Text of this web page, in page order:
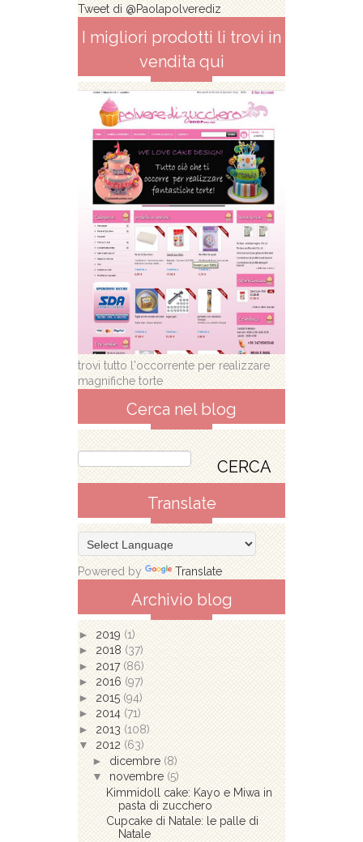
Tweet di @Paolapolverediz
I migliori prodotti li trovi in
vendita qui
trovi tutto l'occorrente per realizzare
magnifiche torte
Cerca nel blog
Translate
Powered by Translate
Archivio blog
► 2019 (1)
► 2018 (37)
► 2017 (86)
► 2016 (97)
► 2015 (94)
► 2014 (71)
► 2013 (108)
▼ 2012 (63)
► dicembre (8)
▼ novembre (5)
Kimmidoll cake: Kayo e Miwa in
pasta di zucchero
Cupcake di Natale: le palle di
Natale